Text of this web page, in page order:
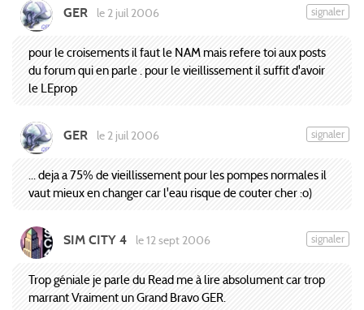
GER le 2 juil 2006 signaler
pour le croisements il faut le NAM mais refere toi aux posts
du forum qui en parle . pour le vieillissement il suffit d'avoir
le LEprop
GER le 2 juil 2006 signaler
... deja a 75% de vieillissement pour les pompes normales il
vaut mieux en changer car l'eau risque de couter cher :o)
SIM CITY 4 le 12 sept 2006 signaler
Trop géniale je parle du Read me à lire absolument car trop
marrant Vraiment un Grand Bravo GER.